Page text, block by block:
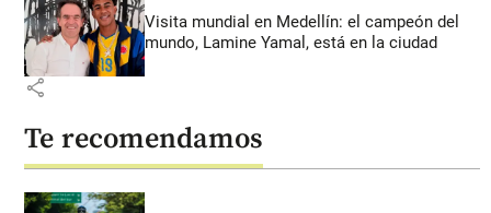
Visita mundial en Medellín: el campeón del
mundo, Lamine Yamal, está en la ciudad
share
Te recomendamos